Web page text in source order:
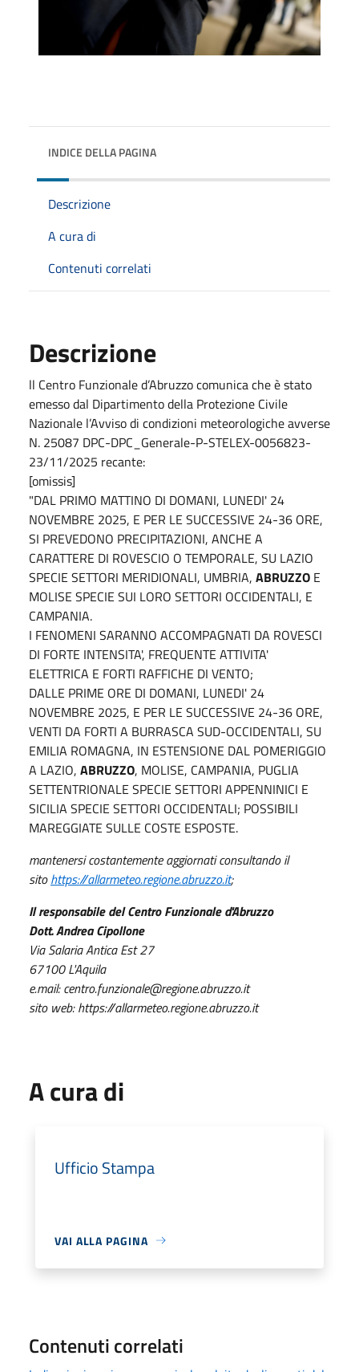
INDICE DELLA PAGINA
Descrizione
A cura di
Contenuti correlati
Descrizione
ll Centro Funzionale d’Abruzzo comunica che è stato
emesso dal Dipartimento della Protezione Civile
Nazionale l’Avviso di condizioni meteorologiche avverse
N. 25087 DPC-DPC_Generale-P-STELEX-0056823-
23/11/2025 recante:
[omissis]
"DAL PRIMO MATTINO DI DOMANI, LUNEDI' 24
NOVEMBRE 2025, E PER LE SUCCESSIVE 24-36 ORE,
SI PREVEDONO PRECIPITAZIONI, ANCHE A
CARATTERE DI ROVESCIO O TEMPORALE, SU LAZIO
SPECIE SETTORI MERIDIONALI, UMBRIA, ABRUZZO E
MOLISE SPECIE SUI LORO SETTORI OCCIDENTALI, E
CAMPANIA.
I FENOMENI SARANNO ACCOMPAGNATI DA ROVESCI
DI FORTE INTENSITA', FREQUENTE ATTIVITA'
ELETTRICA E FORTI RAFFICHE DI VENTO;
DALLE PRIME ORE DI DOMANI, LUNEDI' 24
NOVEMBRE 2025, E PER LE SUCCESSIVE 24-36 ORE,
VENTI DA FORTI A BURRASCA SUD-OCCIDENTALI, SU
EMILIA ROMAGNA, IN ESTENSIONE DAL POMERIGGIO
A LAZIO, ABRUZZO, MOLISE, CAMPANIA, PUGLIA
SETTENTRIONALE SPECIE SETTORI APPENNINICI E
SICILIA SPECIE SETTORI OCCIDENTALI; POSSIBILI
MAREGGIATE SULLE COSTE ESPOSTE.
mantenersi costantemente aggiornati consultando il
sitohttps://allarmeteo.regione.abruzzo.it;
Il responsabile del Centro Funzionale d'Abruzzo
Dott. Andrea Cipollone
Via Salaria Antica Est 27
67100 L'Aquila
e.mail: centro.funzionale@regione.abruzzo.it
sito web: https://allarmeteo.regione.abruzzo.it
A cura di
Ufficio Stampa
VAI ALLA PAGINA
Contenuti correlati